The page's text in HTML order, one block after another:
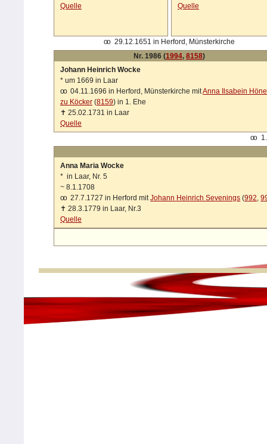
Quelle
Quelle
oo
29.12.1651 in Herford, Münsterkirche
Nr. 1986 (1994, 8158)
Johann Heinrich Wocke
* um 1669 in Laar
oo 04.11.1696 in Herford, Münsterkirche mitAnna Ilsabein
zu Köcker (8159) in 1. Ehe
✝ 25.02.1731 in Laar
Quelle
oo
Anna Maria Wocke
* in Laar, Nr. 5
~ 8.1.1708
oo 27.7.1727 in Herford mitJohann Heinrich Sevenings (992,
✝ 28.3.1779 in Laar, Nr.3
Quelle